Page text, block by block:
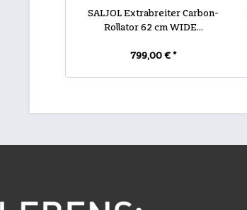
SALJOL Extrabreiter Carbon-
Rollator 62 cm WIDE...
799,00 € *